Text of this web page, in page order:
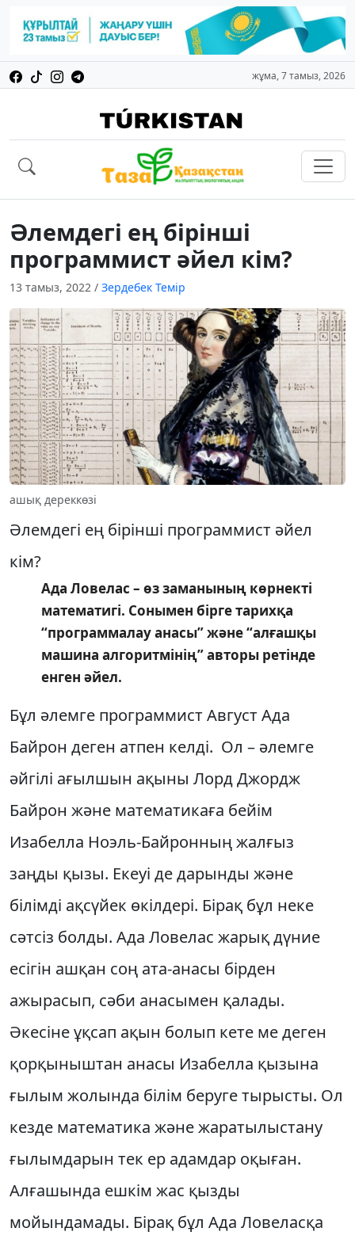
жұма, 7 тамыз, 2026
Әлемдегі ең бірінші
программист әйел кім?
13 тамыз, 2022 / Зердебек Темір
ашық дереккөзі
Әлемдегі ең бірінші программист әйел
кім?
Ада Ловелас – өз заманының көрнекті
математигі. Сонымен бірге тарихқа
“программалау анасы” және “алғашқы
машина алгоритмінің” авторы ретінде
енген әйел.
Бұл әлемге программист Август Ада
Байрон деген атпен келді. Ол – әлемге
әйгілі ағылшын ақыны Лорд Джордж
Байрон және математикаға бейім
Изабелла Ноэль-Байронның жалғыз
заңды қызы. Екеуі де дарынды және
білімді ақсүйек өкілдері. Бірақ бұл неке
сәтсіз болды. Ада Ловелас жарық дүние
есігін ашқан соң ата-анасы бірден
ажырасып, сәби анасымен қалады.
Әкесіне ұқсап ақын болып кете ме деген
қорқыныштан анасы Изабелла қызына
ғылым жолында білім беруге тырысты. Ол
кезде математика және жаратылыстану
ғылымдарын тек ер адамдар оқыған.
Алғашында ешкім жас қызды
мойындамады. Бірақ бұл Ада Ловеласқа